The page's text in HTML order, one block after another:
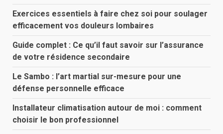
Exercices essentiels à faire chez soi pour soulager
efficacement vos douleurs lombaires
Guide complet : Ce qu’il faut savoir sur l’assurance
de votre résidence secondaire
Le Sambo : l’art martial sur-mesure pour une
défense personnelle efficace
Installateur climatisation autour de moi : comment
choisir le bon professionnel